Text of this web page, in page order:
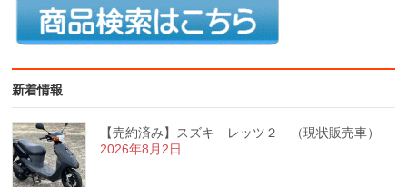
新着情報
【売約済み】スズキ レッツ２ （現状販売車）
2026年8月2日